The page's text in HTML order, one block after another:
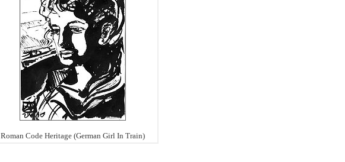
Roman Code Heritage (German Girl In Train)